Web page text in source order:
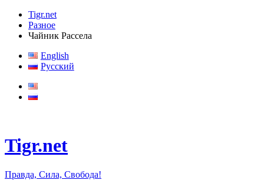
Tigr.net
Разное
Чайник Рассела
English
Русский
Tigr.net
Правда, Сила, Свобода!